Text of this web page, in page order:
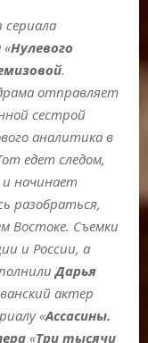
сериала
«Нулевого
.
отправляет
сестрой
аналитика в
едет следом,
начинает
разобраться,
Востоке. Съемки
и России, а
Дарья
актер
«Ассасины.
«Три тысячи